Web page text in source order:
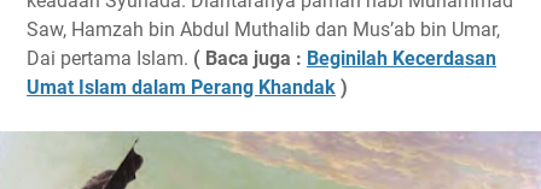
Saw, Hamzah bin Abdul Muthalib dan Mus’ab bin Umar,
Dai pertama Islam. ( Baca juga : Beginilah Kecerdasan
Umat Islam dalam Perang Khandak )